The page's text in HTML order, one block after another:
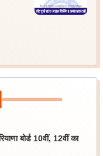
बोर्ड 10वीं, 12वीं का